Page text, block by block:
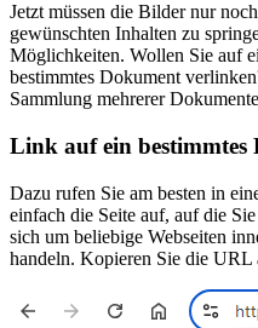
Jetzt müssen die Bilder nur
gewünschten Inhalten zu
Möglichkeiten. Wollen Sie auf
bestimmtes Dokument
Sammlung mehrerer
Link auf ein bestimmtes
Dazu rufen Sie am besten in
einfach die Seite auf, auf die
sich um beliebige Webseiten
handeln. Kopieren Sie die URL